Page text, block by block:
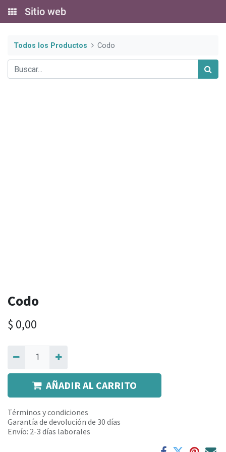
Sitio web
Todos los Productos Codo
Codo
$ 0,00
AÑADIR AL CARRITO
Términos y condiciones
Garantía de devolución de 30 días
Envío: 2-3 días laborales